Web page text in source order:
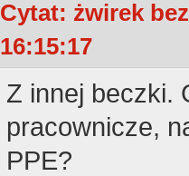
Cytat: żwirek
16:15:17
Z innej beczki.
pracownicze,
PPE?